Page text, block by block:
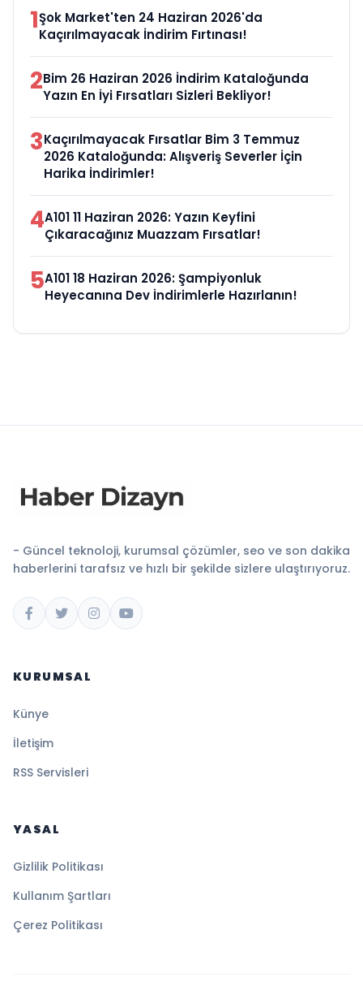
1Şok Market'ten 24 Haziran 2026'da
Kaçırılmayacak İndirim Fırtınası!
2Bim 26 Haziran 2026 İndirim Kataloğunda
Yazın En İyi Fırsatları Sizleri Bekliyor!
3Kaçırılmayacak Fırsatlar Bim 3 Temmuz
2026 Kataloğunda: Alışveriş Severler İçin
Harika İndirimler!
4A101 11 Haziran 2026: Yazın Keyfini
Çıkaracağınız Muazzam Fırsatlar!
5A101 18 Haziran 2026: Şampiyonluk
Heyecanına Dev İndirimlerle Hazırlanın!
- Güncel teknoloji, kurumsal çözümler, seo ve son dakika
haberlerini tarafsız ve hızlı bir şekilde sizlere ulaştırıyoruz.
KURUMSAL
Künye
İletişim
RSS Servisleri
YASAL
Gizlilik Politikası
Kullanım Şartları
Çerez Politikası